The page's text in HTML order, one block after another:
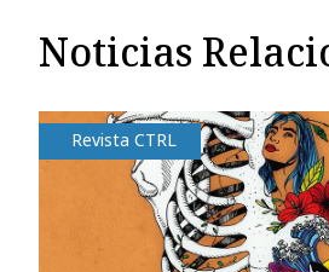
Noticias
Revista CTRL